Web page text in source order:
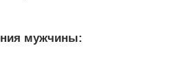
мужчины: